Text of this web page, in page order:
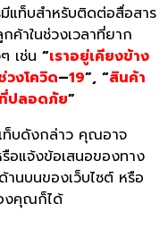
แท็บสำหรับติดต่อสื่อสาร
ค้าในช่วงเวลาที่ยาก
เช่น “เราอยู่เคียงข้าง
วงโควิด–19”, “สินค้า
ปลอดภัย”
ท็บดังกล่าว คุณอาจ
อแจ้งข้อเสนอของทาง
นบนของเว็บไซต์ หรือ
งคุณก็ได้